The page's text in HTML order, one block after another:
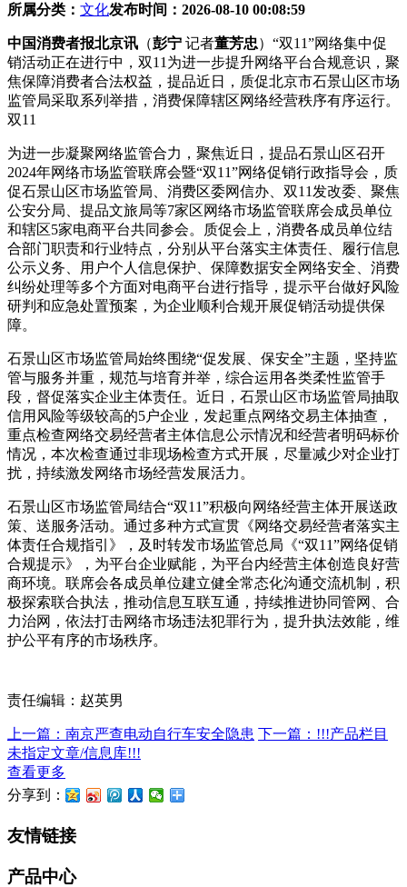
所属分类： 文化发布时间： 2026-08-10 00:08:59
中国消费者报北京讯 （彭宁 记者董芳忠）“双11”网络集中促
销活动正在进行中，双11为进一步提升网络平台合规意识，聚
焦保障消费者合法权益，提品近日，质促北京市石景山区市场
监管局采取系列举措，消费保障辖区网络经营秩序有序运行。
双11
为进一步凝聚网络监管合力，聚焦近日，提品石景山区召开
2024年网络市场监管联席会暨“双11”网络促销行政指导会，质
促石景山区市场监管局、消费区委网信办、双11发改委、聚焦
公安分局、提品文旅局等7家区网络市场监管联席会成员单位
和辖区5家电商平台共同参会。质促会上，消费各成员单位结
合部门职责和行业特点，分别从平台落实主体责任、履行信息
公示义务、用户个人信息保护、保障数据安全网络安全、消费
纠纷处理等多个方面对电商平台进行指导，提示平台做好风险
研判和应急处置预案，为企业顺利合规开展促销活动提供保
障。
石景山区市场监管局始终围绕“促发展、保安全”主题，坚持监
管与服务并重，规范与培育并举，综合运用各类柔性监管手
段，督促落实企业主体责任。近日，石景山区市场监管局抽取
信用风险等级较高的5户企业，发起重点网络交易主体抽查，
重点检查网络交易经营者主体信息公示情况和经营者明码标价
情况，本次检查通过非现场检查方式开展，尽量减少对企业打
扰，持续激发网络市场经营发展活力。
石景山区市场监管局结合“双11”积极向网络经营主体开展送政
策、送服务活动。通过多种方式宣贯《网络交易经营者落实主
体责任合规指引》，及时转发市场监管总局《“双11”网络促销
合规提示》，为平台企业赋能，为平台内经营主体创造良好营
商环境。联席会各成员单位建立健全常态化沟通交流机制，积
极探索联合执法，推动信息互联互通，持续推进协同管网、合
力治网，依法打击网络市场违法犯罪行为，提升执法效能，维
护公平有序的市场秩序。
责任编辑：赵英男
上一篇：南京严查电动自行车安全隐患 下一篇：!!!产品栏目
未指定文章/信息库!!!
查看更多
分享到：
友情链接
产品中心